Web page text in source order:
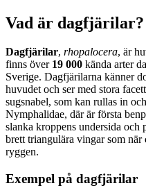
Vad är dagfjärilar?
Dagfjärilar, rhopalocera, är
finns över 19 000 kända arter
Sverige. Dagfjärilarna känner
huvudet och ser med stora
sugsnabel, som kan rullas in
Nymphalidae, där är första
slanka kroppens undersida och
brett triangulära vingar som
ryggen.
Exempel på dagfjärilar